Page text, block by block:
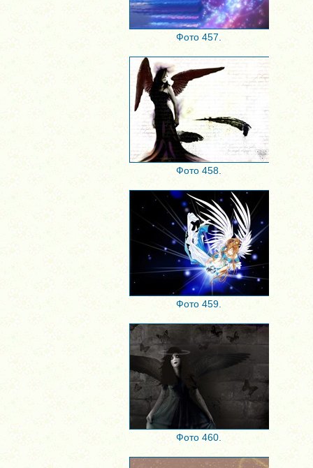
Фото 457.
Фото 458.
Фото 459.
Фото 460.